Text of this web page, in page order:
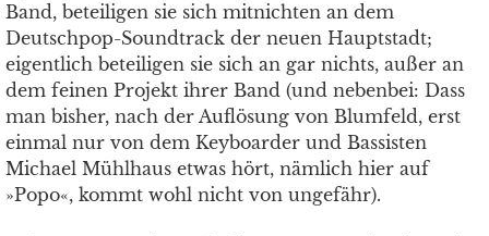
Band, beteiligen sie sich mitnichten an dem
Deutschpop-Soundtrack der neuen Hauptstadt;
eigentlich beteiligen sie sich an gar nichts, außer an
dem feinen Projekt ihrer Band (und nebenbei: Dass
man bisher, nach der Auflösung von Blumfeld, erst
einmal nur von dem Keyboarder und Bassisten
Michael Mühlhaus etwas hört, nämlich hier auf
»Popo«, kommt wohl nicht von ungefähr).